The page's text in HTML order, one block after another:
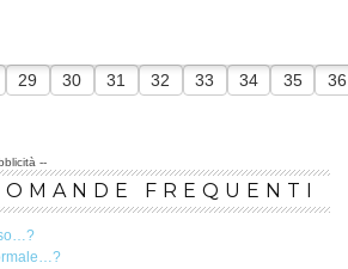
29 30 31 32 33 34 35 36
--
FREQUENTI